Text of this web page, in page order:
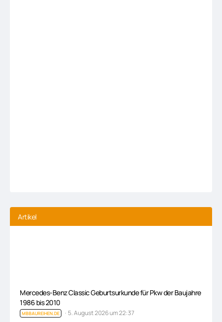
Artikel
Mercedes-Benz Classic Geburtsurkunde für Pkw der Baujahre
1986 bis 2010
MBBAUREIHEN.DE 5. August 2026 um 22:37